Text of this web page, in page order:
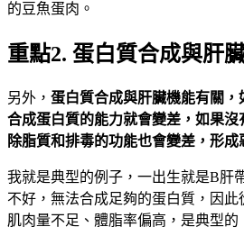
的豆魚蛋肉。
重點2. 蛋白質合成與肝
另外， 蛋白質合成與肝臟機能有關，
合成蛋白質的能力就會變差，如果
除脂質和排毒的功能也會變差，形成
我就是典型的例子，一出生就是B肝
不好，無法合成足夠的蛋白質，因此
肌肉量不足、體脂率偏高，是典型的